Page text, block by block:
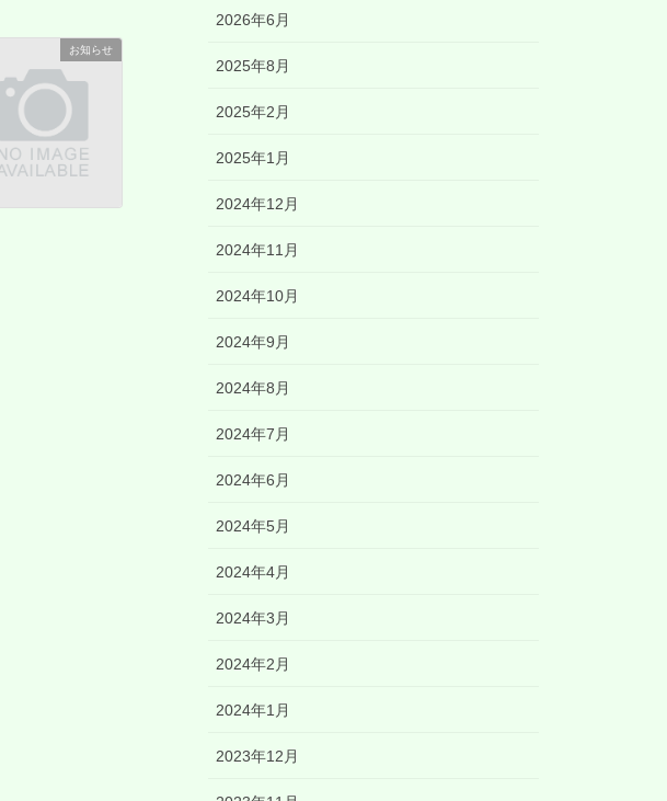
お知らせ
2026年6月
2025年8月
2025年2月
2025年1月
2024年12月
2024年11月
2024年10月
2024年9月
2024年8月
2024年7月
2024年6月
2024年5月
2024年4月
2024年3月
2024年2月
2024年1月
2023年12月